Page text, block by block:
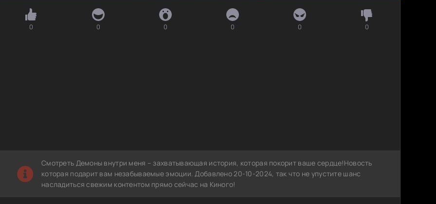
0 0 0 0 0 0
Смотреть Демоны внутри меня – захватывающая история, которая покорит ваше сердце!Новость
которая подарит вам незабываемые эмоции. Добавлено 20-10-2024, так что не упустите шанс
насладиться свежим контентом прямо сейчас на Киного!